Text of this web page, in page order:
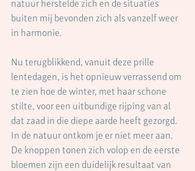
natuur herstelde zich en de situaties
buiten mij bevonden zich als vanzelf weer
in harmonie.
Nu terugblikkend, vanuit deze prille
lentedagen, is het opnieuw verrassend om
te zien hoe de winter, met haar schone
stilte, voor een uitbundige rijping van al
dat zaad in die diepe aarde heeft gezorgd.
In de natuur ontkom je er niet meer aan.
De knoppen tonen zich volop en de eerste
bloemen zijn een duidelijk resultaat van